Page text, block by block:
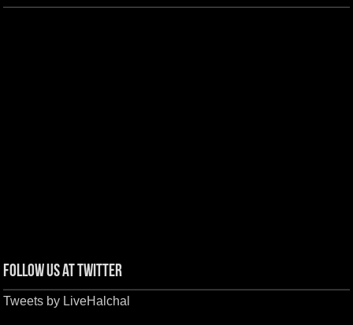
Follow us at Twitter
Tweets by LiveHalchal